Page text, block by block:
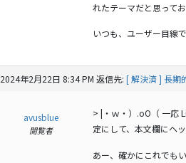
れたテーマだと思って
いつも、ユーザー目線
2024年2月22日 8:34 PM 返信先: [ 解決済 ] 長期
avusblue
閲覧者
> |・ｗ・）.oO（ 一応
定にして、本文欄にヘ
あー、確かにこれでもい